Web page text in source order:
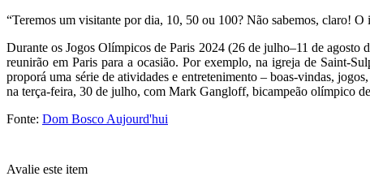
“Teremos um visitante por dia, 10, 50 ou 100? Não sabemos, claro! O
Durante os Jogos Olímpicos de Paris 2024 (26 de julho–11 de agosto
reunirão em Paris para a ocasião. Por exemplo, na igreja de Saint-
proporá uma série de atividades e entretenimento – boas-vindas,
na terça-feira, 30 de julho, com Mark Gangloff, bicampeão olímpico
Fonte: Dom Bosco Aujourd'hui
Avalie este item